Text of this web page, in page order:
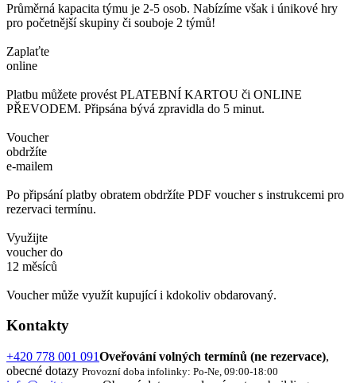
Průměrná kapacita týmu je 2-5 osob. Nabízíme však i únikové hry
pro početnější skupiny či souboje 2 týmů!
Zaplaťte
online
Platbu můžete provést PLATEBNÍ KARTOU či ONLINE
PŘEVODEM. Připsána bývá zpravidla do 5 minut.
Voucher
obdržíte
e-mailem
Po připsání platby obratem obdržíte PDF voucher s instrukcemi pro
rezervaci termínu.
Využijte
voucher do
12 měsíců
Voucher může využít kupující i kdokoliv obdarovaný.
Kontakty
+420 778 001 091Oveřování volných termínů (ne rezervace),
obecné dotazy Provozní doba infolinky: Po-Ne, 09:00-18:00